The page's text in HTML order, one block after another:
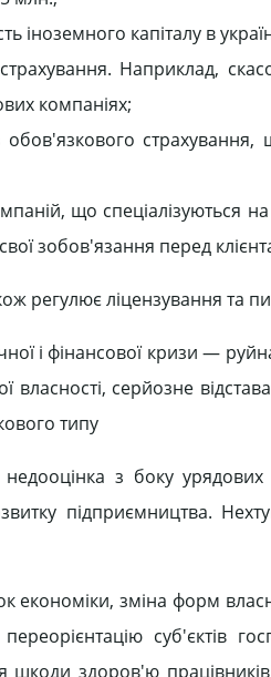
іноземного капіталу в
Наприклад,
компаніях;
обов'язкового
що спеціалізуються
зобов'язання перед
регулює ліцензування та
і фінансової кризи —
власності, серйозне
типу
з боку
підприємництва.
економіки, зміна форм
суб'єктів
здоров'ю